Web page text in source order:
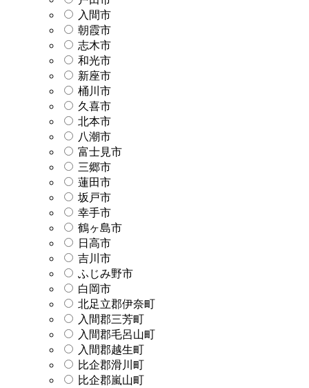
入間市
朝霞市
志木市
和光市
新座市
桶川市
久喜市
北本市
八潮市
富士見市
三郷市
蓮田市
坂戸市
幸手市
鶴ヶ島市
日高市
吉川市
ふじみ野市
白岡市
北足立郡伊奈町
入間郡三芳町
入間郡毛呂山町
入間郡越生町
比企郡滑川町
比企郡嵐山町